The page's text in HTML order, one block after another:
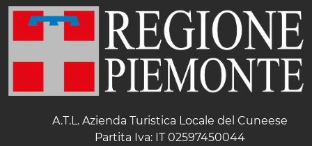
A.T.L. Azienda Turistica Locale del Cuneese
Partita Iva: IT 02597450044